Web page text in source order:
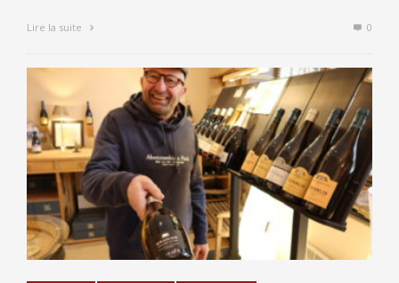
Lire la suite 0